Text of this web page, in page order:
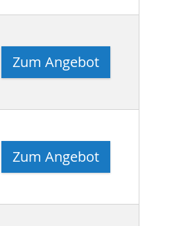
Zum Angebot
Zum Angebot